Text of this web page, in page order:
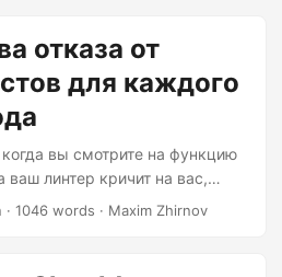
отказа от
для каждого
вы смотрите на функцию
ваш линтер кричит на вас,
87% вместо 95%? Да.
· 1046 words · Maxim Zhirnov